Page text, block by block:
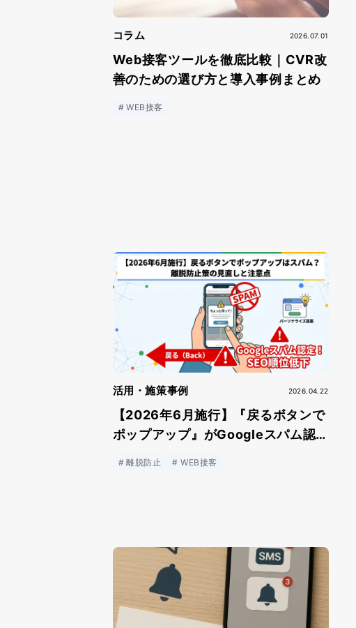
コラム 2026.07.01
Web接客ツールを徹底比較｜CVR改
善のための選び方と導入事例まとめ
WEB接客
活用・施策事例 2026.04.22
【2026年6月施行】『戻るボタンで
ポップアップ』がGoogleスパム認
離脱防止 WEB接客